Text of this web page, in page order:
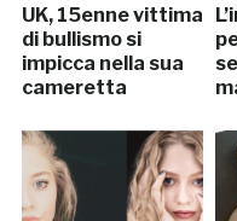
UK, 15enne vittima
di bullismo si
impicca nella sua
cameretta